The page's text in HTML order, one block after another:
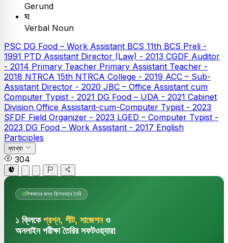
Gerund
ঘ
Verbal Noun
PSC DG Food – Work Assistant BCS 11th BCS Preli -
1991 PTD Assistant Director (Law) - 2013 CGDF Auditor
- 2014 Primary Teacher Primary Assistant Teacher -
2018 NTRCA 15th NTRCA College - 2019 ACC – Sub-
Assistant Director - 2020 JBC – Office Assistant cum
Computer Typist - 2021 DG Food – UDA - 2021 Cabinet
Division Office Assistant-cum-Computer Typist - 2023
SFDF Field Organizer - 2023 LGED – Computer Typist -
2023 DG Food – Work Assistant - 2017 English
Participles
ব্যাখ্যা
304
শিক্ষকদের জন্য বিশেষভাবে তৈরি
১ ক্লিকে প্রশ্ন, শীট, সাজেশনও
অনলাইন পরীক্ষা তৈরির সফটওয়্যার!